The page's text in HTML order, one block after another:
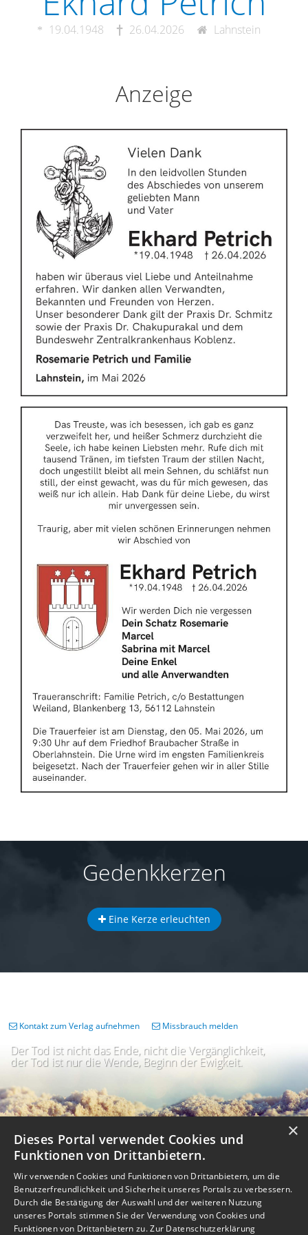
19.04.1948 26.04.2026 Lahnstein
Anzeige
Gedenkkerzen
Eine Kerze erleuchten
Der Tod ist nicht das Ende, nicht die Vergänglichkeit,
der Tod ist nur die Wende, Beginn der Ewigkeit.
Kontakt zum Verlag aufnehmen Missbrauch melden
Impressum Nutzungsbedingungen Datenschutz
AGB
Barrierefreiheit
Barriere melden
IAccessibility-Modus aktivieren
×
Dieses Portal verwendet Cookies und
Funktionen von Drittanbietern.
Wir verwenden Cookies und Funktionen von Drittanbietern, um die
Benutzerfreundlichkeit und Sicherheit unseres Portals zu verbessern.
Durch die Bestätigung der Auswahl und der weiteren Nutzung
unseres Portals stimmen Sie der Verwendung von Cookies und
Funktionen von Drittanbietern zu.Zur Datenschutzerklärung